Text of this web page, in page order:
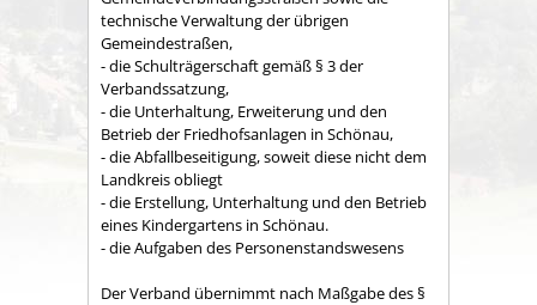
technische Verwaltung der übrigen
Gemeindestraßen,
- die Schulträgerschaft gemäß § 3 der
Verbandssatzung,
- die Unterhaltung, Erweiterung und den
Betrieb der Friedhofsanlagen in Schönau,
- die Abfallbeseitigung, soweit diese nicht dem
Land­kreis obliegt
- die Erstellung, Unterhaltung und den Betrieb
eines Kindergartens in Schönau.
- die Aufgaben des Personenstandswesens
Der Verband übernimmt nach Maßgabe des §